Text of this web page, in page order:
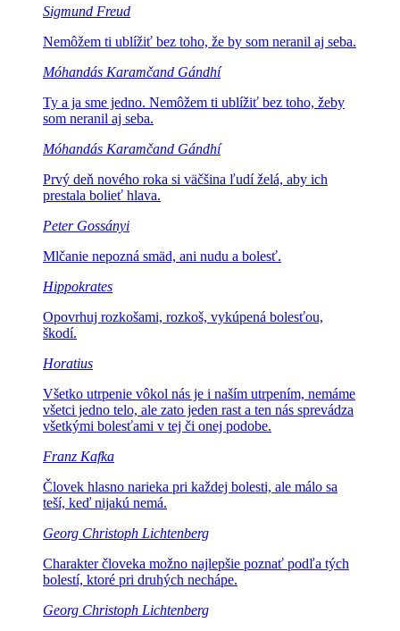
Sigmund Freud
Nemôžem ti ublížiť bez toho, že by som neranil aj seba.
Móhandás Karamčand Gándhí
Ty a ja sme jedno. Nemôžem ti ublížiť bez toho, žeby
som neranil aj seba.
Móhandás Karamčand Gándhí
Prvý deň nového roka si väčšina ľudí želá, aby ich
prestala bolieť hlava.
Peter Gossányi
Mlčanie nepozná smäd, ani nudu a bolesť.
Hippokrates
Opovrhuj rozkošami, rozkoš, vykúpená bolesťou,
škodí.
Horatius
Všetko utrpenie vôkol nás je i naším utrpením, nemáme
všetci jedno telo, ale zato jeden rast a ten nás sprevádza
všetkými bolesťami v tej či onej podobe.
Franz Kafka
Človek hlasno narieka pri každej bolesti, ale málo sa
teší, keď nijakú nemá.
Georg Christoph Lichtenberg
Charakter človeka možno najlepšie poznať podľa tých
bolestí, ktoré pri druhých nechápe.
Georg Christoph Lichtenberg